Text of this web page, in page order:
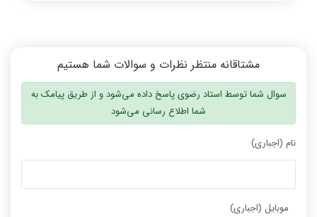
مشتاقانه منتظر نظرات و سوالات شما هستیم
سوال شما توسط استاد رضوی پاسخ داده می‌شود و از طریق پیامک به
شما اطلاع رسانی می‌شود
نام (اجباری)
موبایل (اجباری)